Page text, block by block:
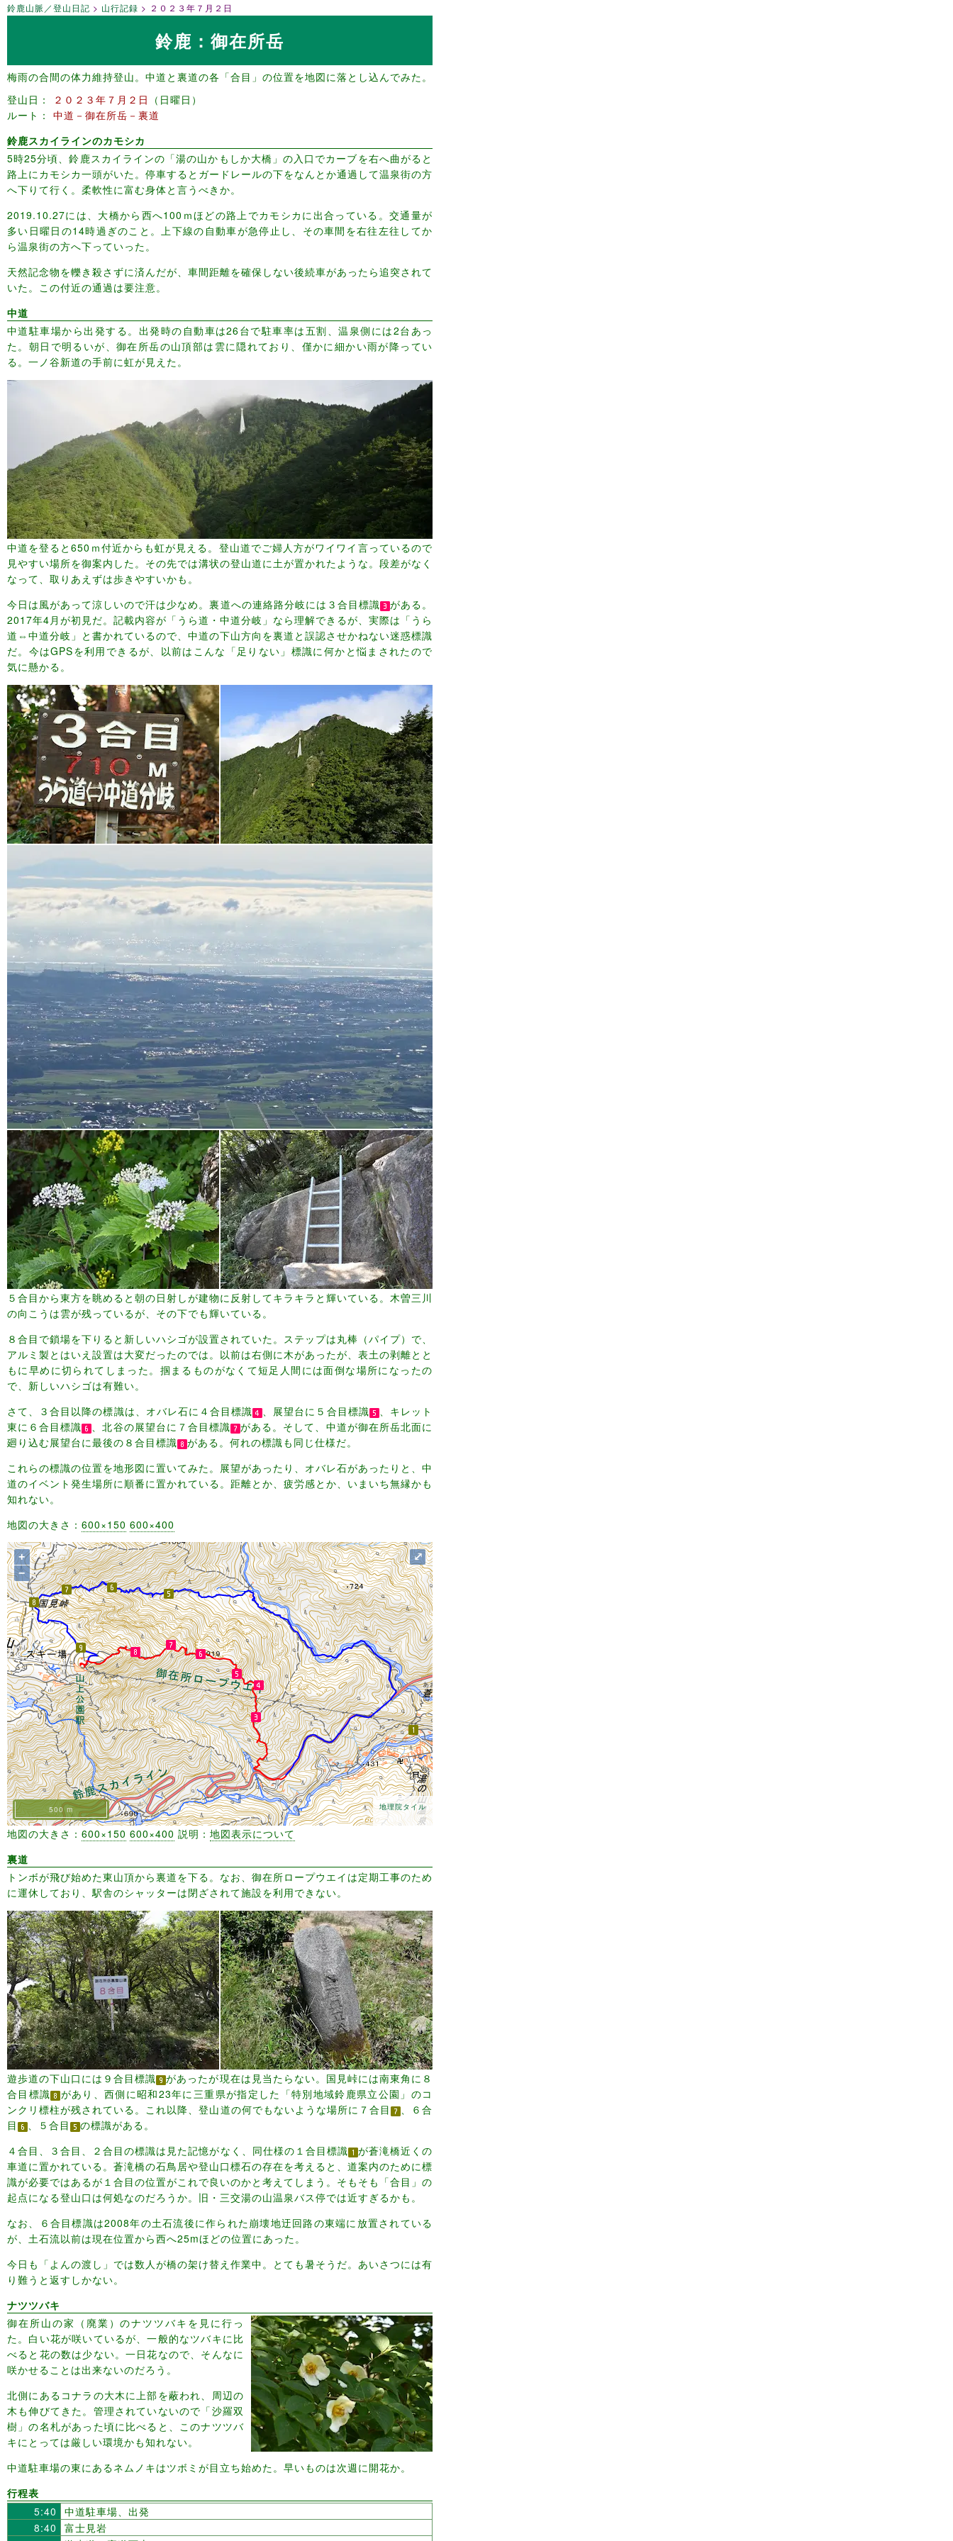
鈴鹿山脈／登山日記 山行記録 ２０２３年７月２日
鈴鹿：御在所岳
梅雨の合間の体力維持登山。中道と裏道の各「合目」の位置を地図に落とし込んでみた。
登山日
２０２３年７月２日
日曜日
ルート
中道－御在所岳－裏道
鈴鹿スカイラインのカモシカ
5時25分頃、鈴鹿スカイラインの「湯の山かもしか大橋」の入口でカーブを右へ曲がると
路上にカモシカ一頭がいた。停車するとガードレールの下をなんとか通過して温泉街の方
へ下りて行く。柔軟性に富む身体と言うべきか。
2019.10.27には、大橋から西へ100ｍほどの路上でカモシカに出合っている。交通量が
多い日曜日の14時過ぎのこと。上下線の自動車が急停止し、その車間を右往左往してか
ら温泉街の方へ下っていった。
天然記念物を轢き殺さずに済んだが、車間距離を確保しない後続車があったら追突されて
いた。この付近の通過は要注意。
中道
中道駐車場から出発する。出発時の自動車は26台で駐車率は五割、温泉側には2台あっ
た。朝日で明るいが、御在所岳の山頂部は雲に隠れており、僅かに細かい雨が降ってい
る。一ノ谷新道の手前に虹が見えた。
中道を登ると650ｍ付近からも虹が見える。登山道でご婦人方がワイワイ言っているので
見やすい場所を御案内した。その先では溝状の登山道に土が置かれたような。段差がなく
なって、取りあえずは歩きやすいかも。
今日は風があって涼しいので汗は少なめ。裏道への連絡路分岐には３合目標識
がある。
2017年4月が初見だ。記載内容が「うら道・中道分岐」なら理解できるが、実際は「うら
道⇔中道分岐」と書かれているので、中道の下山方向を裏道と誤認させかねない迷惑標識
だ。今はGPSを利用できるが、以前はこんな「足りない」標識に何かと悩まされたので
気に懸かる。
５合目から東方を眺めると朝の日射しが建物に反射してキラキラと輝いている。木曽三川
の向こうは雲が残っているが、その下でも輝いている。
８合目で鎖場を下りると新しいハシゴが設置されていた。ステップは丸棒（パイプ）で、
アルミ製とはいえ設置は大変だったのでは。以前は右側に木があったが、表土の剥離とと
もに早めに切られてしまった。掴まるものがなくて短足人間には面倒な場所になったの
で、新しいハシゴは有難い。
さて、３合目以降の標識は、オバレ石に４合目標識
、展望台に５合目標識
、キレット
東に６合目標識
、北谷の展望台に７合目標識
がある。そして、中道が御在所岳北面に
廻り込む展望台に最後の８合目標識
がある。何れの標識も同じ仕様だ。
これらの標識の位置を地形図に置いてみた。展望があったり、オバレ石があったりと、中
道のイベント発生場所に順番に置かれている。距離とか、疲労感とか、いまいち無縁かも
知れない。
地図の大きさ： 600×150 600×400
+
−
地理院タイル
⤢
500 m
地図の大きさ： 600×150 600×400 説明： 地図表示について
裏道
トンボが飛び始めた東山頂から裏道を下る。なお、御在所ロープウエイは定期工事のため
に運休しており、駅舎のシャッターは閉ざされて施設を利用できない。
遊歩道の下山口には９合目標識
があったが現在は見当たらない。国見峠には南東角に８
合目標識
があり、西側に昭和23年に三重県が指定した「特別地域鈴鹿県立公園」のコ
ンクリ標柱が残されている。これ以降、登山道の何でもないような場所に７合目
、６合
目
、５合目
の標識がある。
４合目、３合目、２合目の標識は見た記憶がなく、同仕様の１合目標識
が蒼滝橋近くの
車道に置かれている。蒼滝橋の石鳥居や登山口標石の存在を考えると、道案内のために標
識が必要ではあるが１合目の位置がこれで良いのかと考えてしまう。そもそも「合目」の
起点になる登山口は何処なのだろうか。旧・三交湯の山温泉バス停では近すぎるかも。
なお、６合目標識は2008年の土石流後に作られた崩壊地迂回路の東端に放置されている
が、土石流以前は現在位置から西へ25mほどの位置にあった。
今日も「よんの渡し」では数人が橋の架け替え作業中。とても暑そうだ。あいさつには有
り難うと返すしかない。
ナツツバキ
御在所山の家（廃業）のナツツバキを見に行っ
た。白い花が咲いているが、一般的なツバキに比
べると花の数は少ない。一日花なので、そんなに
咲かせることは出来ないのだろう。
北側にあるコナラの大木に上部を蔽われ、周辺の
木も伸びてきた。管理されていないので「沙羅双
樹」の名札があった頃に比べると、このナツツバ
キにとっては厳しい環境かも知れない。
中道駐車場の東にあるネムノキはツボミが目立ち始めた。早いものは次週に開花か。
行程表
5:40
中道駐車場、出発
8:40
富士見岩